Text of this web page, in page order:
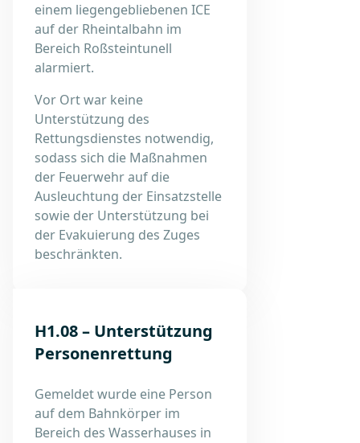
einem liegengebliebenen ICE
auf der Rheintalbahn im
Bereich Roßsteintunell
alarmiert.
Vor Ort war keine
Unterstützung des
Rettungsdienstes notwendig,
sodass sich die Maßnahmen
der Feuerwehr auf die
Ausleuchtung der Einsatzstelle
sowie der Unterstützung bei
der Evakuierung des Zuges
beschränkten.
H1.08 – Unterstützung
Personenrettung
Gemeldet wurde eine Person
auf dem Bahnkörper im
Bereich des Wasserhauses in